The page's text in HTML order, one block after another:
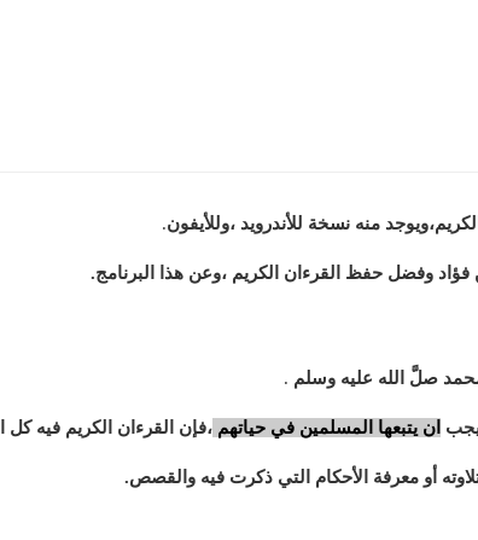
منه نسخة للأندرويد ،وللأيفون.
وفضل حفظ القرءان الكريم ،وعن هذا البرنامج.
صلَّ الله عليه وسلم .
يجب ان يتبعها المسلمين في حياتهم ،فإن القرءان الكريم فيه كل
أو معرفة الأحكام التي ذكرت فيه والقصص.